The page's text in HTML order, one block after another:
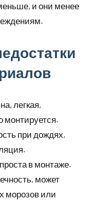
и они менее
легкая,
монтируется.
при дождях,
в монтаже.
может
морозов или